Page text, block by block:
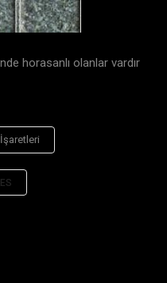
horasanlı olanlar vardır